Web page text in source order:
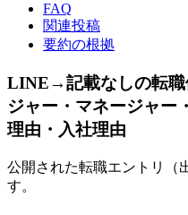
FAQ
関連投稿
要約の根拠
LINE→記載なしの転職
ジャー・マネージャー
理由・入社理由
公開された転職エントリ（
す。